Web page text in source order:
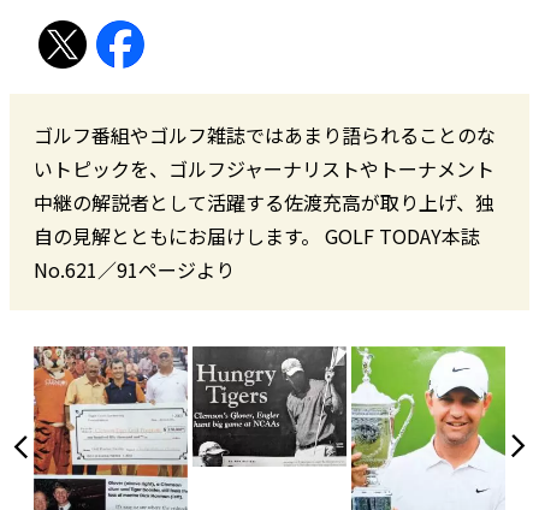
ゴルフ番組やゴルフ雑誌ではあまり語られることのな
いトピックを、ゴルフジャーナリストやトーナメント
中継の解説者として活躍する佐渡充高が取り上げ、独
自の見解とともにお届けします。 GOLF TODAY本誌
No.621／91ページより